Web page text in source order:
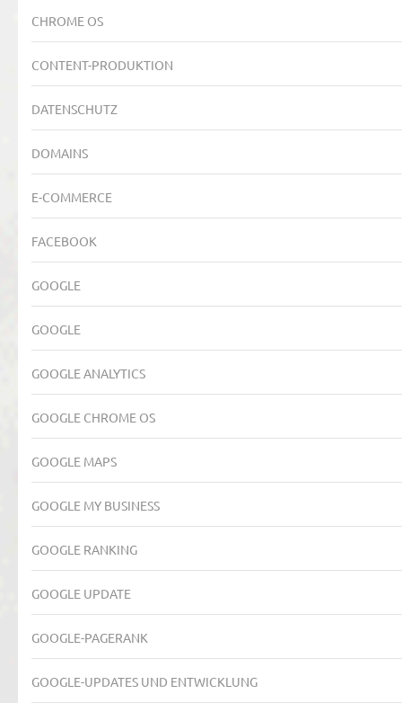
CHROME OS
CONTENT-PRODUKTION
DATENSCHUTZ
DOMAINS
E-COMMERCE
FACEBOOK
GOOGLE
GOOGLE
GOOGLE ANALYTICS
GOOGLE CHROME OS
GOOGLE MAPS
GOOGLE MY BUSINESS
GOOGLE RANKING
GOOGLE UPDATE
GOOGLE-PAGERANK
GOOGLE-UPDATES UND ENTWICKLUNG